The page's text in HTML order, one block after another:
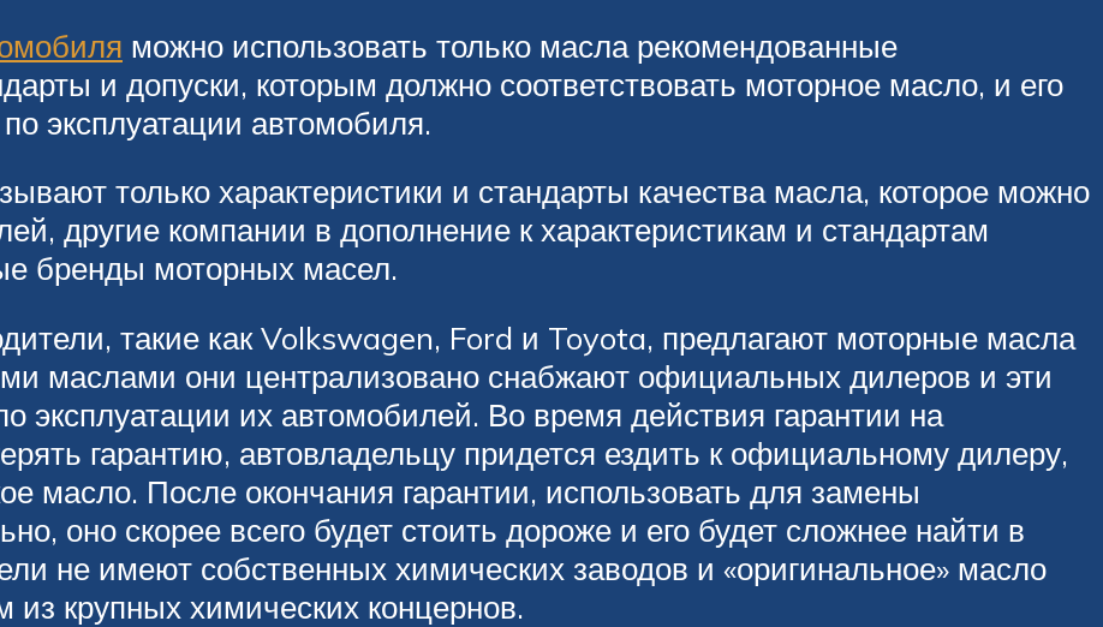
можно использовать только масла рекомендованные
и допуски, которым должно соответствовать моторное масло, и его
эксплуатации автомобиля.
только характеристики и стандарты качества масла, которое можно
другие компании в дополнение к характеристикам и стандартам
бренды моторных масел.
такие как Volkswagen, Ford и Toyota, предлагают моторные масла
маслами они централизовано снабжают официальных дилеров и эти
эксплуатации их автомобилей. Во время действия гарантии на
гарантию, автовладельцу придется ездить к официальному дилеру,
масло. После окончания гарантии, использовать для замены
оно скорее всего будет стоить дороже и его будет сложнее найти в
не имеют собственных химических заводов и «оригинальное» масло
крупных химических концернов.